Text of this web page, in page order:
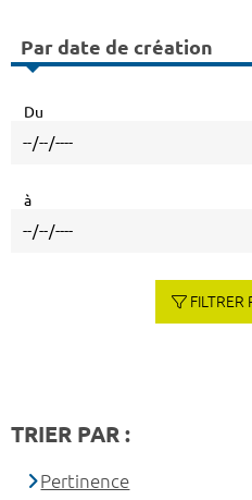
Par date de création
Du
à
FILTRER
TRIER PAR :
Pertinence